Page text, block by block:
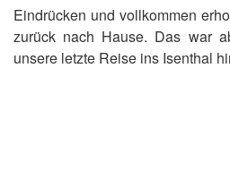
Eindrücken und vollkommen
zurück nach Hause. Das war
unsere letzte Reise ins Isenthal